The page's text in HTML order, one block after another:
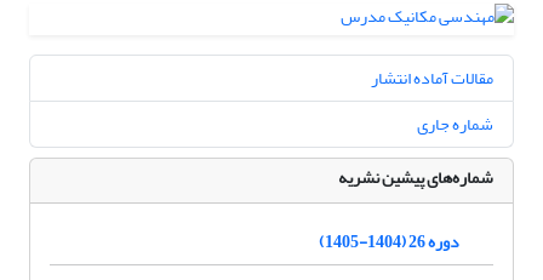
مقالات آماده انتشار
شماره جاری
شماره‌های پیشین نشریه
دوره 26 (1404-1405)